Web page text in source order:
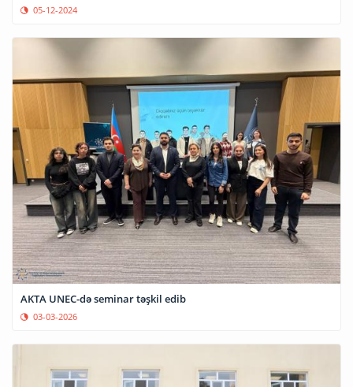
05-12-2024
AKTA UNEC-də seminar təşkil edib
03-03-2026